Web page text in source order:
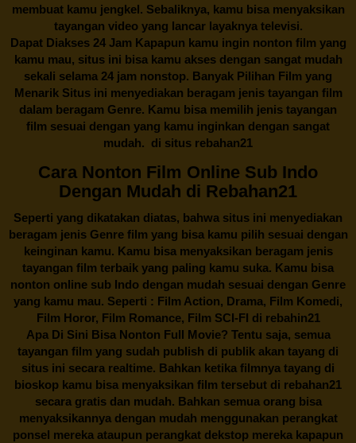
membuat kamu jengkel. Sebaliknya, kamu bisa menyaksikan
tayangan video yang lancar layaknya televisi.
Dapat Diakses 24 Jam Kapapun kamu ingin nonton film yang
kamu mau, situs ini bisa kamu akses dengan sangat mudah
sekali selama 24 jam nonstop. Banyak Pilihan Film yang
Menarik Situs ini menyediakan beragam jenis tayangan film
dalam beragam Genre. Kamu bisa memilih jenis tayangan
film sesuai dengan yang kamu inginkan dengan sangat
mudah. di situs rebahan21
Cara Nonton Film Online Sub Indo
Dengan Mudah di Rebahan21
Seperti yang dikatakan diatas, bahwa situs ini menyediakan
beragam jenis Genre film yang bisa kamu pilih sesuai dengan
keinginan kamu. Kamu bisa menyaksikan beragam jenis
tayangan film terbaik yang paling kamu suka. Kamu bisa
nonton online sub Indo dengan mudah sesuai dengan Genre
yang kamu mau. Seperti : Film Action, Drama, Film Komedi,
Film Horor, Film Romance, Film SCI-FI di rebahin21
Apa Di Sini Bisa Nonton Full Movie? Tentu saja, semua
tayangan film yang sudah publish di publik akan tayang di
situs ini secara realtime. Bahkan ketika filmnya tayang di
bioskop kamu bisa menyaksikan film tersebut di rebahan21
secara gratis dan mudah. Bahkan semua orang bisa
menyaksikannya dengan mudah menggunakan perangkat
ponsel mereka ataupun perangkat dekstop mereka kapapun